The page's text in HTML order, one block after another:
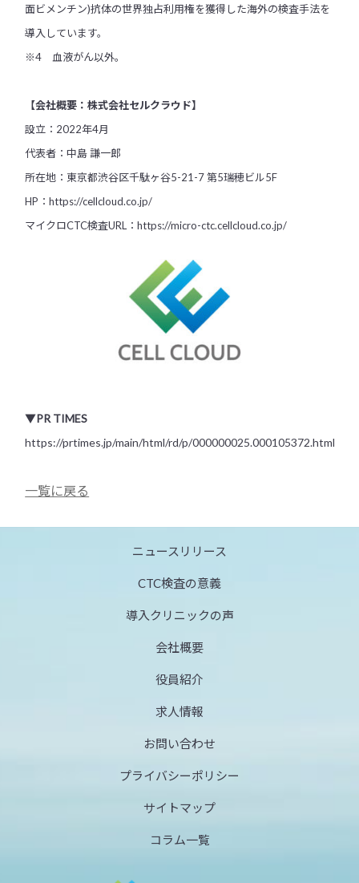
面ビメンチン)抗体の世界独占利用権を獲得した海外の検査手法を
導入しています。
※4 血液がん以外。
【会社概要：株式会社セルクラウド】
設立：2022年4月
代表者：中島 謙一郎
所在地：東京都渋谷区千駄ヶ谷5-21-7 第5瑞穂ビル5F
HP：https://cellcloud.co.jp/
マイクロCTC検査URL：https://micro-ctc.cellcloud.co.jp/
▼PR TIMES
https://prtimes.jp/main/html/rd/p/000000025.000105372.html
一覧に戻る
ニュースリリース
CTC検査の意義
導入クリニックの声
会社概要
役員紹介
求人情報
お問い合わせ
プライバシーポリシー
サイトマップ
コラム一覧